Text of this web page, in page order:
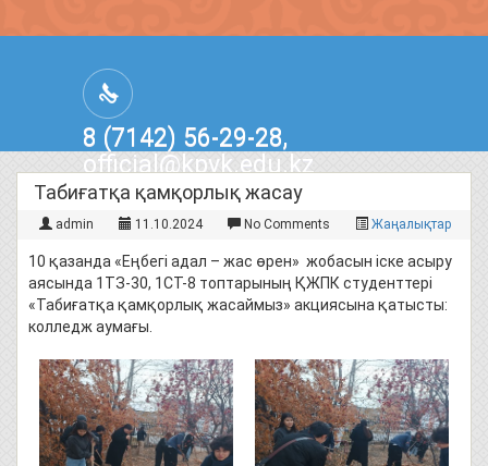
8 (7142) 56-29-28,
official@kpvk.edu.kz
г.Костанай, Проспект Кобыланды
Батыра, 3
Табиғатқа қамқорлық жасау
admin 11.10.2024 No Comments Жаңалықтар
10 қазанда «Еңбегі адал – жас өрен» жобасын іске асыру
аясында 1ТЗ-30, 1СТ-8 топтарының ҚЖПК студенттері
«Табиғатқа қамқорлық жасаймыз» акциясына қатысты:
колледж аумағы.